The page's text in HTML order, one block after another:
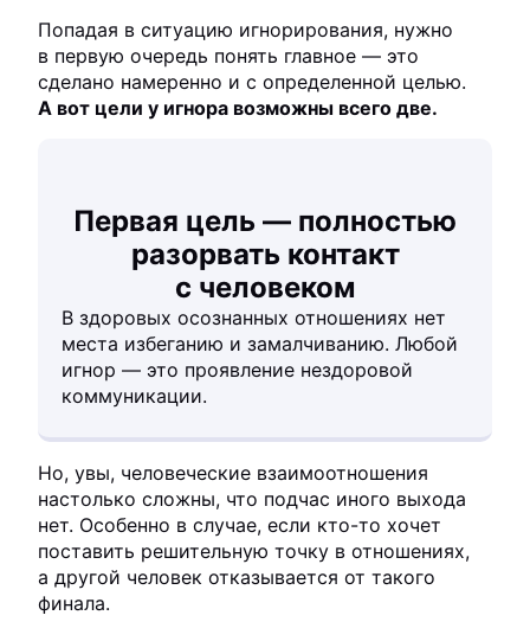
Попадая в ситуацию игнорирования, нужно
в первую очередь понять главное — это
сделано намеренно и с определенной целью.
А вот цели у игнора возможны всего две.
Первая цель — полностью
разорвать контакт
с человеком
В здоровых осознанных отношениях нет
места избеганию и замалчиванию. Любой
игнор — это проявление нездоровой
коммуникации.
Но, увы, человеческие взаимоотношения
настолько сложны, что подчас иного выхода
нет. Особенно в случае, если кто-то хочет
поставить решительную точку в отношениях,
а другой человек отказывается от такого
финала.